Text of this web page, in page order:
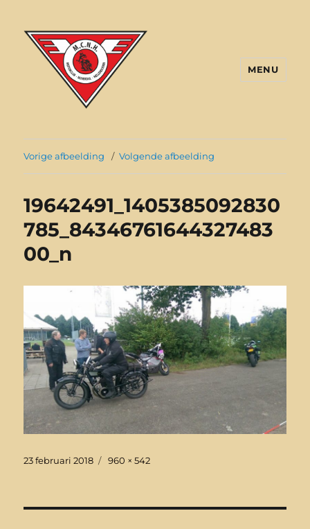
MENU
Vorige afbeelding Volgende afbeelding
19642491_1405385092830
785_84346761644327483
00_n
Geplaatst
23 februari 2018
Volledige
960 × 542